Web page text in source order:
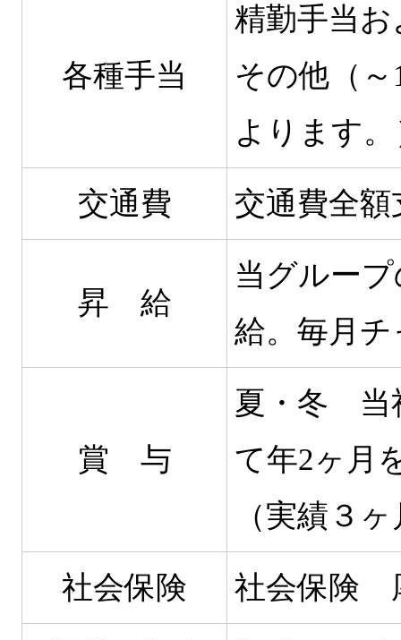
各種手当
精勤手当
その他（
よります
交通費 交通費全
昇 給
当グルー
給。毎月
賞 与
夏・冬 当
て年2ヶ月
（実績３
社会保険 社会保険